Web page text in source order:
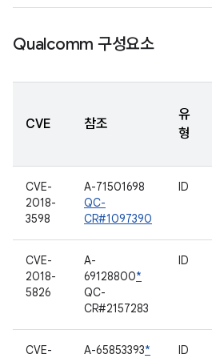
Qualcomm 구성요소
CVE 참조
유
형
CVE-
2018-
3598
A-71501698
QC-
CR#1097390
ID
CVE-
2018-
5826
A-
69128800*
QC-
CR#2157283
ID
CVE-
A-65853393*
ID